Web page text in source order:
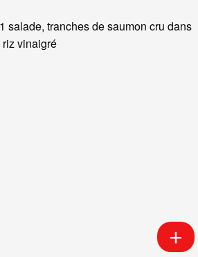
salade, tranches de saumon cru dans
vinaigré